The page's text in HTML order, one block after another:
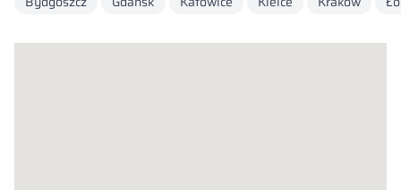
metallskåp
Rumsavdelare
Altus
L-formade skåp